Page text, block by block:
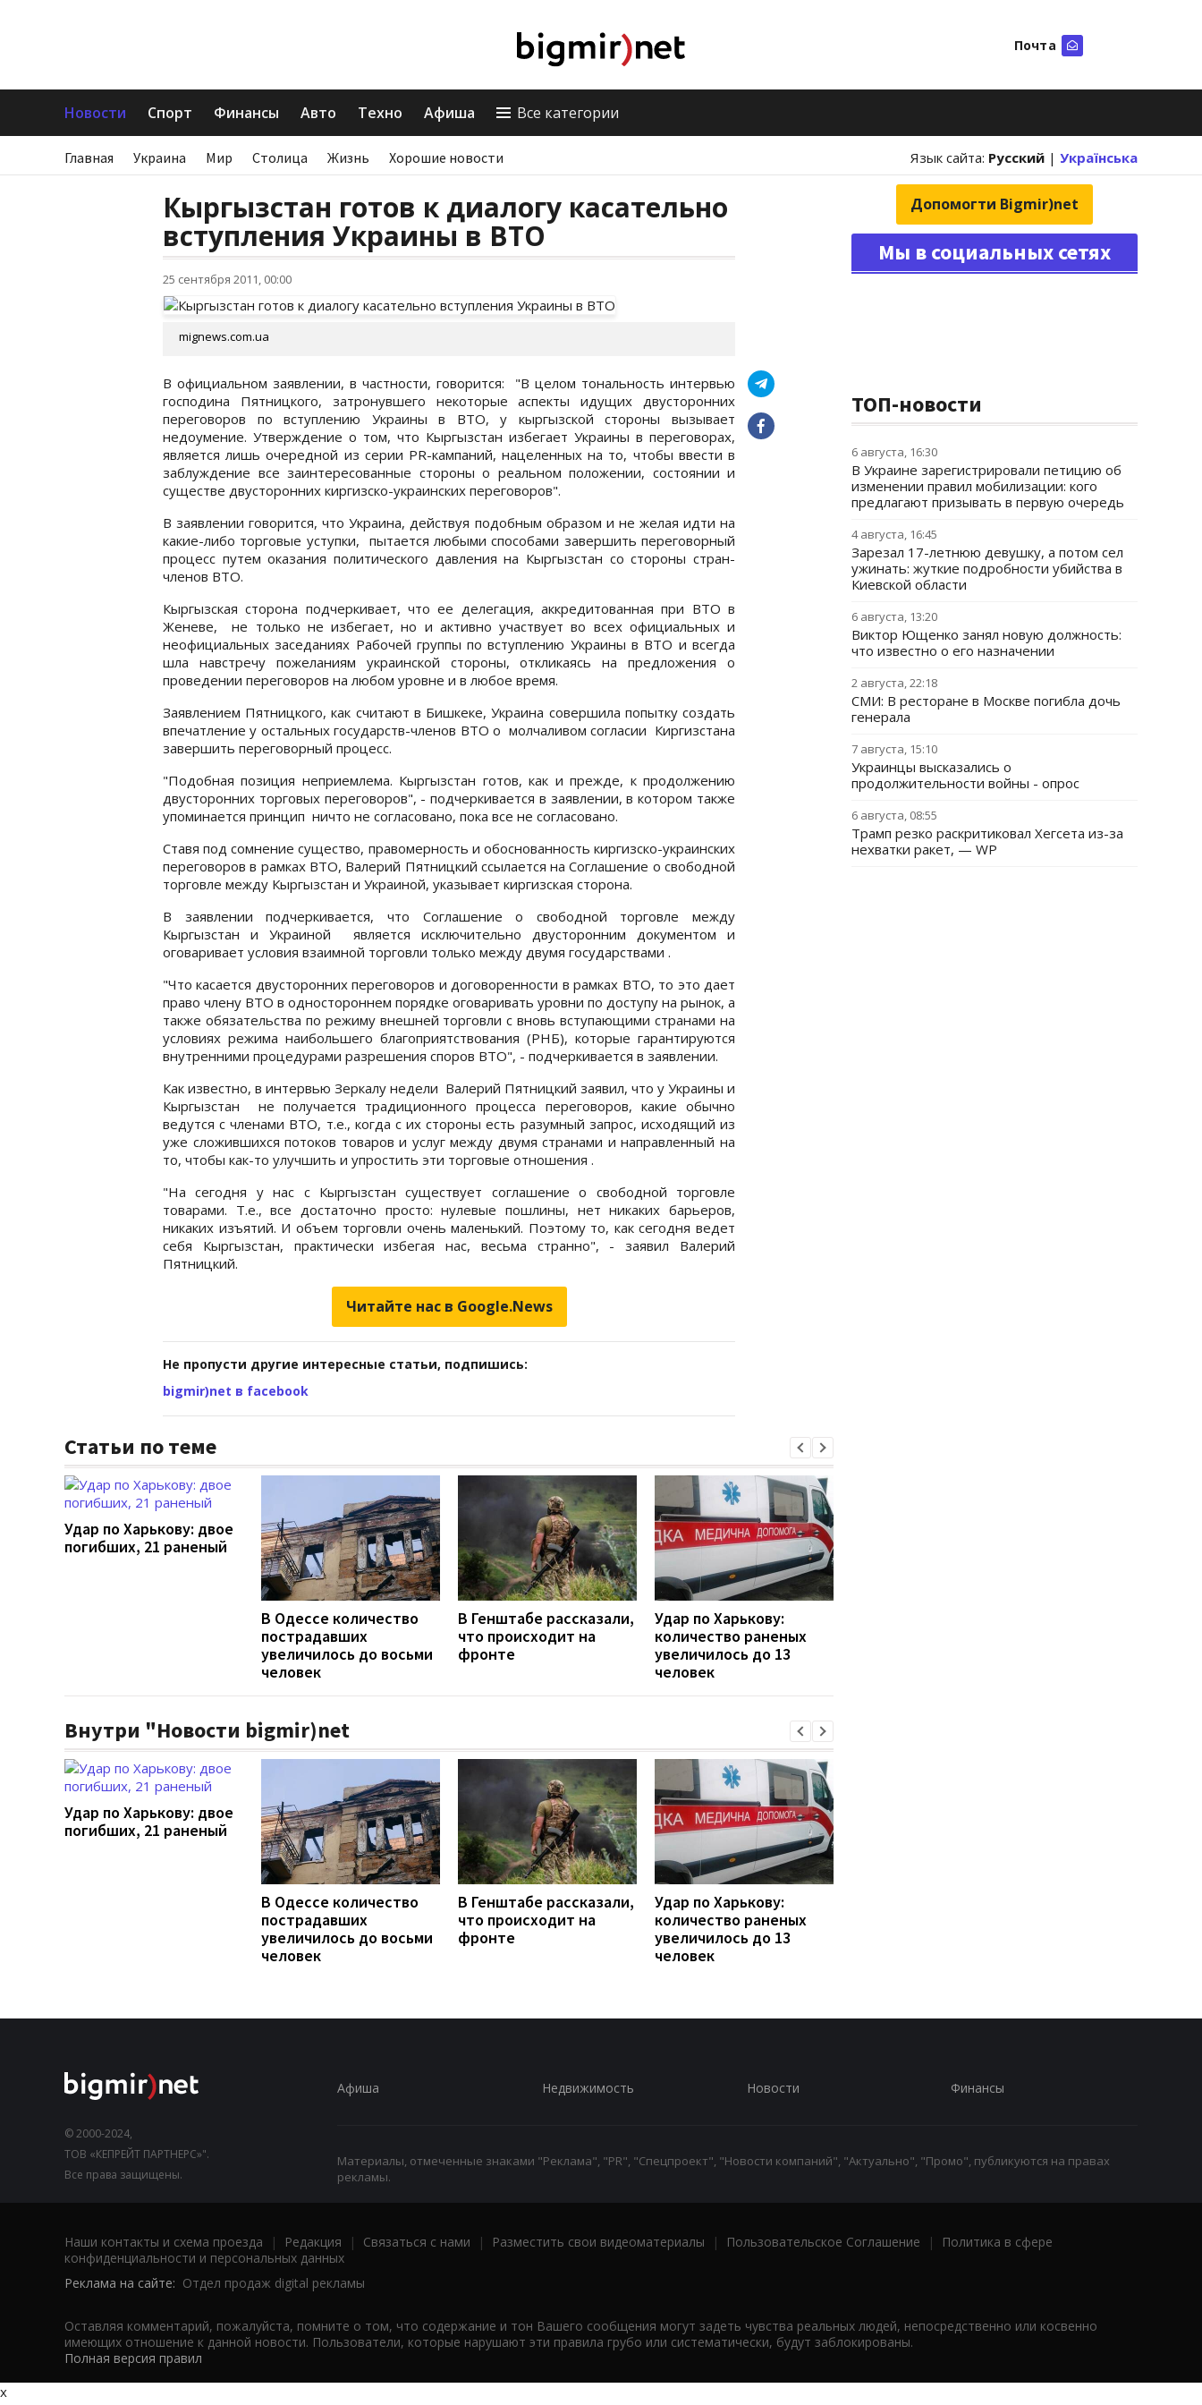
Почта
Новости Спорт Финансы Авто Техно Афиша Все категории
Главная Украина Мир Столица Жизнь Хорошие новости Язык сайта: Русский | Українська
Кыргызстан готов к диалогу касательно
вступления Украины в ВТО
25 сентября 2011, 00:00
mignews.com.ua
В официальном заявлении, в частности, говорится: "В целом тональность интервью
господина Пятницкого, затронувшего некоторые аспекты идущих двусторонних
переговоров по вступлению Украины в ВТО, у кыргызской стороны вызывает
недоумение. Утверждение о том, что Кыргызстан избегает Украины в переговорах,
является лишь очередной из серии PR-кампаний, нацеленных на то, чтобы ввести в
заблуждение все заинтересованные стороны о реальном положении, состоянии и
существе двусторонних киргизско-украинских переговоров".
В заявлении говорится, что Украина, действуя подобным образом и не желая идти на
какие-либо торговые уступки, пытается любыми способами завершить переговорный
процесс путем оказания политического давления на Кыргызстан со стороны стран-
членов ВТО.
Кыргызская сторона подчеркивает, что ее делегация, аккредитованная при ВТО в
Женеве, не только не избегает, но и активно участвует во всех официальных и
неофициальных заседаниях Рабочей группы по вступлению Украины в ВТО и всегда
шла навстречу пожеланиям украинской стороны, откликаясь на предложения о
проведении переговоров на любом уровне и в любое время.
Заявлением Пятницкого, как считают в Бишкеке, Украина совершила попытку создать
впечатление у остальных государств-членов ВТО о молчаливом согласии Киргизстана
завершить переговорный процесс.
"Подобная позиция неприемлема. Кыргызстан готов, как и прежде, к продолжению
двусторонних торговых переговоров", - подчеркивается в заявлении, в котором также
упоминается принцип ничто не согласовано, пока все не согласовано.
Ставя под сомнение существо, правомерность и обоснованность киргизско-украинских
переговоров в рамках ВТО, Валерий Пятницкий ссылается на Соглашение о свободной
торговле между Кыргызстан и Украиной, указывает киргизская сторона.
В заявлении подчеркивается, что Соглашение о свободной торговле между
Кыргызстан и Украиной является исключительно двусторонним документом и
оговаривает условия взаимной торговли только между двумя государствами .
"Что касается двусторонних переговоров и договоренности в рамках ВТО, то это дает
право члену ВТО в одностороннем порядке оговаривать уровни по доступу на рынок, а
также обязательства по режиму внешней торговли с вновь вступающими странами на
условиях режима наибольшего благоприятствования (РНБ), которые гарантируются
внутренними процедурами разрешения споров ВТО", - подчеркивается в заявлении.
Как известно, в интервью Зеркалу недели Валерий Пятницкий заявил, что у Украины и
Кыргызстан не получается традиционного процесса переговоров, какие обычно
ведутся с членами ВТО, т.е., когда с их стороны есть разумный запрос, исходящий из
уже сложившихся потоков товаров и услуг между двумя странами и направленный на
то, чтобы как-то улучшить и упростить эти торговые отношения .
"На сегодня у нас с Кыргызстан существует соглашение о свободной торговле
товарами. Т.е., все достаточно просто: нулевые пошлины, нет никаких барьеров,
никаких изъятий. И объем торговли очень маленький. Поэтому то, как сегодня ведет
себя Кыргызстан, практически избегая нас, весьма странно", - заявил Валерий
Пятницкий.
Читайте нас в Google.News
Не пропусти другие интересные статьи, подпишись:
bigmir)net в facebook
Статьи по теме
Удар по Харькову: двое
погибших, 21 раненый
В Одессе количество
пострадавших
увеличилось до восьми
человек
В Генштабе рассказали,
что происходит на
фронте
Удар по Харькову:
количество раненых
увеличилось до 13
человек
Внутри "Новости bigmir)net
Удар по Харькову: двое
погибших, 21 раненый
В Одессе количество
пострадавших
увеличилось до восьми
человек
В Генштабе рассказали,
что происходит на
фронте
Удар по Харькову:
количество раненых
увеличилось до 13
человек
Допомогти Bigmir)net
Мы в социальных сетях
ТОП-новости
6 августа, 16:30
В Украине зарегистрировали петицию об
изменении правил мобилизации: кого
предлагают призывать в первую очередь
4 августа, 16:45
Зарезал 17-летнюю девушку, а потом сел
ужинать: жуткие подробности убийства в
Киевской области
6 августа, 13:20
Виктор Ющенко занял новую должность:
что известно о его назначении
2 августа, 22:18
СМИ: В ресторане в Москве погибла дочь
генерала
7 августа, 15:10
Украинцы высказались о
продолжительности войны - опрос
6 августа, 08:55
Трамп резко раскритиковал Хегсета из-за
нехватки ракет, — WP
© 2000-2024,
ТОВ «КЕПРЕЙТ ПАРТНЕРС»".
Все права защищены.
Афиша Недвижимость Новости Финансы
Материалы, отмеченные знаками "Реклама", "PR", "Спецпроект", "Новости компаний", "Актуально", "Промо", публикуются на правах
рекламы.
Наши контакты и схема проезда | Редакция | Связаться с нами | Разместить свои видеоматериалы | Пользовательское Соглашение |
Политика в сфере
конфиденциальности и персональных данных
Реклама на сайте: Отдел продаж digital рекламы
Оставляя комментарий, пожалуйста, помните о том, что содержание и тон Вашего сообщения могут задеть чувства реальных людей, непосредственно или косвенно
имеющих отношение к данной новости. Пользователи, которые нарушают эти правила грубо или систематически, будут заблокированы.
Полная версия правил
x